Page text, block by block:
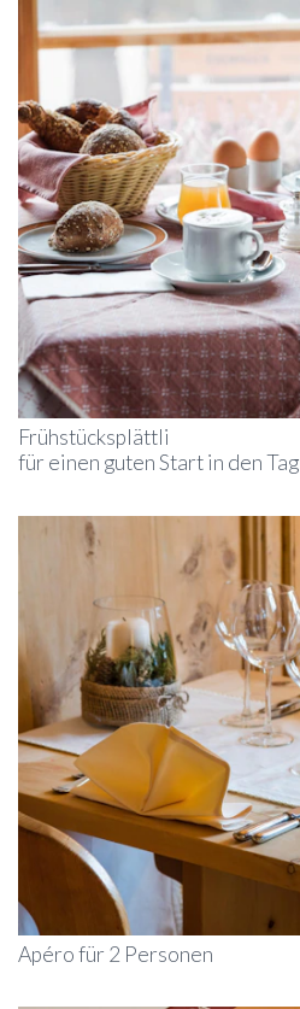
Frühstücksplättli
für einen guten Start in den Tag
Apéro für 2 Personen